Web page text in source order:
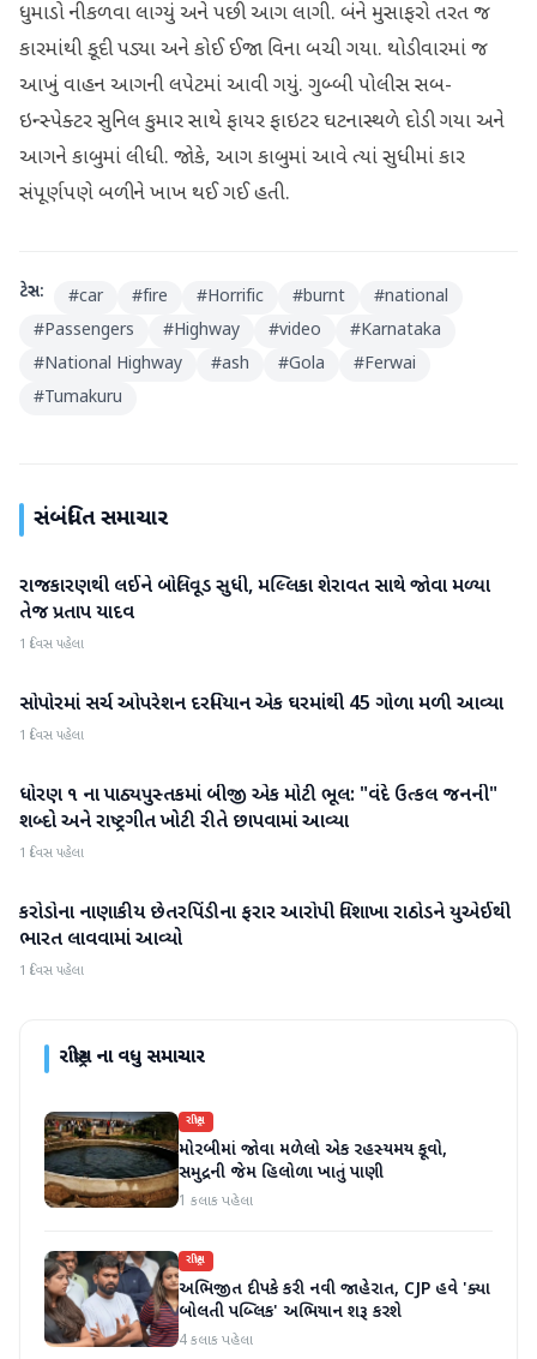
ધુમાડો નીકળવા લાગ્યું અને પછી આગ લાગી. બંને મુસાફરો તરત જ
કારમાંથી કૂદી પડ્યા અને કોઈ ઈજા વિના બચી ગયા. થોડીવારમાં જ
આખું વાહન આગની લપેટમાં આવી ગયું. ગુબ્બી પોલીસ સબ-
ઇન્સ્પેક્ટર સુનિલ કુમાર સાથે ફાયર ફાઇટર ઘટનાસ્થળે દોડી ગયા અને
આગને કાબુમાં લીધી. જોકે, આગ કાબુમાં આવે ત્યાં સુધીમાં કાર
સંપૂર્ણપણે બળીને ખાખ થઈ ગઈ હતી.
ટેગ્સ: #car #fire #Horrific #burnt #national
#Passengers #Highway #video #Karnataka
#National Highway #ash #Gola #Ferwai
#Tumakuru
સંબંધિત સમાચાર
રાષ્ટ્રીય
રાજકારણથી લઈને બોલિવૂડ સુધી, મલ્લિકા શેરાવત સાથે જોવા મળ્યા
તેજ પ્રતાપ યાદવ
1 દિવસ પહેલા
રાષ્ટ્રીય
સોપોરમાં સર્ચ ઓપરેશન દરમિયાન એક ઘરમાંથી 45 ગોળા મળી આવ્યા
1 દિવસ પહેલા
રાષ્ટ્રીય
ધોરણ ૧ ના પાઠ્યપુસ્તકમાં બીજી એક મોટી ભૂલ: "વંદે ઉત્કલ જનની"
શબ્દો અને રાષ્ટ્રગીત ખોટી રીતે છાપવામાં આવ્યા
1 દિવસ પહેલા
રાષ્ટ્રીય
કરોડોના નાણાકીય છેતરપિંડીના ફરાર આરોપી વિશાખા રાઠોડને યુએઈથી
ભારત લાવવામાં આવ્યો
1 દિવસ પહેલા
રાષ્ટ્રીયના વધુ સમાચાર
રાષ્ટ્રીય
મોરબીમાં જોવા મળેલો એક રહસ્યમય કૂવો,
સમુદ્રની જેમ હિલોળા ખાતું પાણી
1 કલાક પહેલા
રાષ્ટ્રીય
અભિજીત દીપકે કરી નવી જાહેરાત, CJP હવે 'ક્યા
બોલતી પબ્લિક' અભિયાન શરૂ કરશે
4 કલાક પહેલા